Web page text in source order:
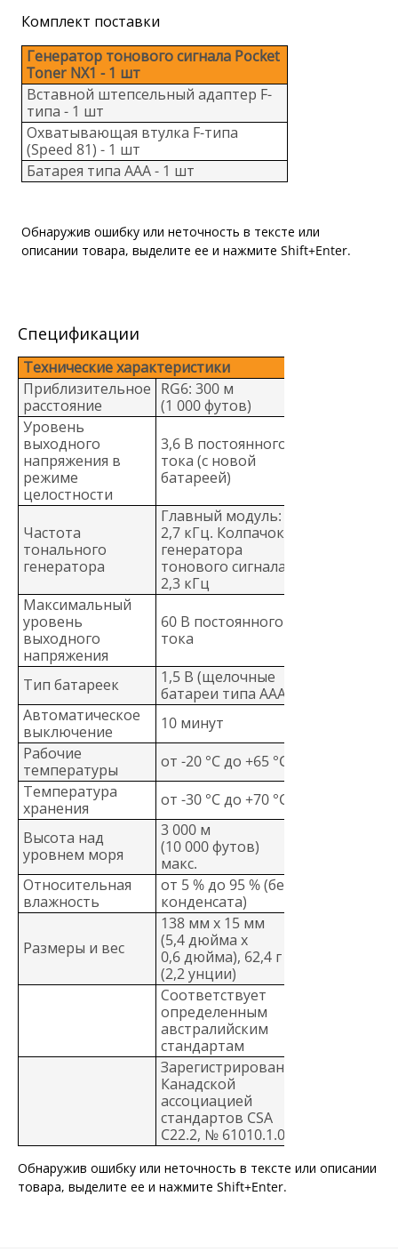
Комплект поставки
Генератор тонового сигнала Pocket
Toner NX1 - 1 шт
Вставной штепсельный адаптер F-
типа - 1 шт
Охватывающая втулка F-типа
(Speed 81) - 1 шт
Батарея типа ААА - 1 шт
Обнаружив ошибку или неточность в тексте или
описании товара, выделите ее и нажмите Shift+Enter.
Спецификации
Технические характеристики
Приблизительное
расстояние
RG6: 300 м
(1 000 футов)
Уровень
выходного
напряжения в
режиме
целостности
3,6 В постоянного
тока (с новой
батареей)
Частота
тонального
генератора
Главный модуль:
2,7 кГц. Колпачок
генератора
тонового сигнала:
2,3 кГц
Максимальный
уровень
выходного
напряжения
60 В постоянного
тока
Тип батареек
1,5 В (щелочные
батареи типа ААА)
Автоматическое
выключение
10 минут
Рабочие
температуры
от -20 °C до +65 °C
Температура
хранения
от -30 °C до +70 °C
Высота над
уровнем моря
3 000 м
(10 000 футов)
макс.
Относительная
влажность
от 5 % до 95 % (без
конденсата)
Размеры и вес
138 мм x 15 мм
(5,4 дюйма x
0,6 дюйма), 62,4 г
(2,2 унции)
Соответствует
определенным
австралийским
стандартам
Зарегистрировано
Канадской
ассоциацией
стандартов CSA
C22.2, № 61010.1.04
Обнаружив ошибку или неточность в тексте или описании
товара, выделите ее и нажмите Shift+Enter.